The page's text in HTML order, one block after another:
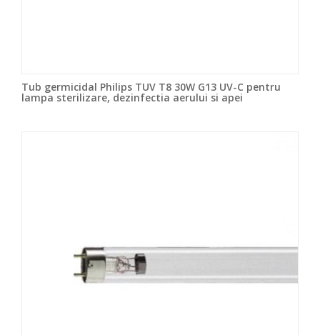
Tub germicidal Philips TUV T8 30W G13 UV-C pentru
lampa sterilizare, dezinfectia aerului si apei